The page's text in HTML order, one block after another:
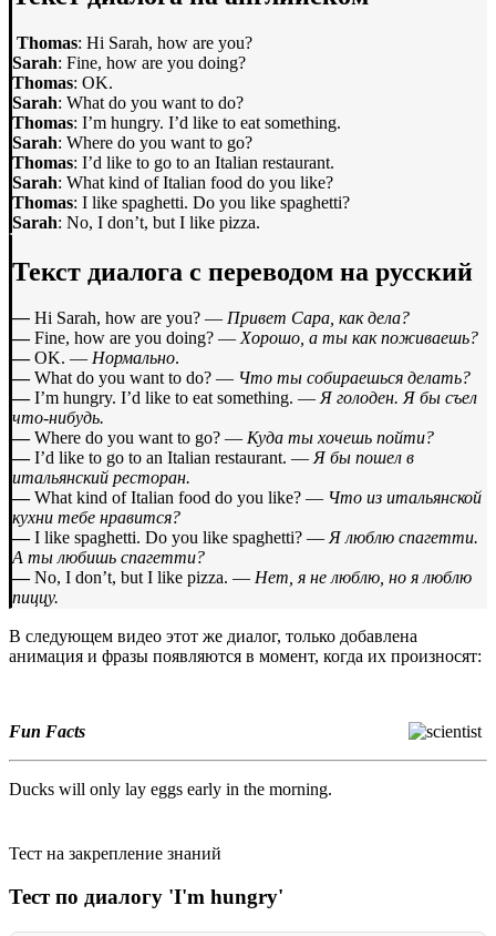
Thomas: Hi Sarah, how are you?
Sarah: Fine, how are you doing?
Thomas: OK.
Sarah: What do you want to do?
Thomas: I’m hungry. I’d like to eat something.
Sarah: Where do you want to go?
Thomas: I’d like to go to an Italian restaurant.
Sarah: What kind of Italian food do you like?
Thomas: I like spaghetti. Do you like spaghetti?
Sarah: No, I don’t, but I like pizza.
Текст диалога с переводом на русский
— Hi Sarah, how are you? — Привет Сара, как дела?
—Fine, how are you doing? —Хорошо, а ты как поживаешь?
—OK. — Нормально.
—What do you want to do? — Что ты собираешься делать?
—I’m hungry. I’d like to eat something. —Я голоден. Я бы съел
что-нибудь.
—Where do you want to go? — Куда ты хочешь пойти?
—I’d like to go to an Italian restaurant. —Я бы пошел в
итальянский ресторан.
—What kind of Italian food do you like? — Что из итальянской
кухни тебе нравится?
—I like spaghetti. Do you like spaghetti? —Я люблю спагетти.
А ты любишь спагетти?
—No, I don’t, but I like pizza. — Нет, я не люблю, но я люблю
пиццу.
В следующем видео этот же диалог, только добавлена
анимация и фразы появляются в момент, когда их произносят:
Fun Facts
Ducks will only lay eggs early in the morning.
Тест на закрепление знаний
Тест по диалогу 'I'm hungry'